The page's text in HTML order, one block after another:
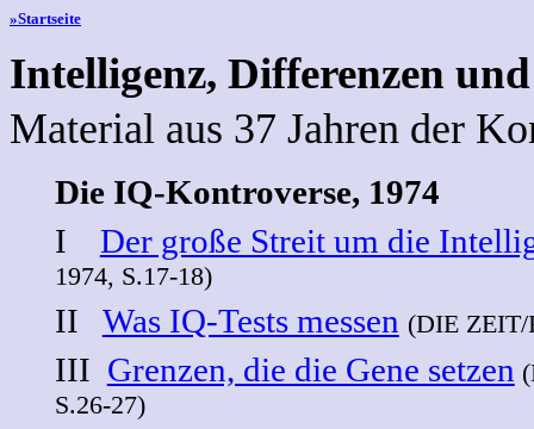
»Startseite
Intelligenz, Differenzen
Material aus 37 Jahren der
Die IQ-Kontroverse, 1974
I Der große Streit um die
1974, S.17-18)
II Was IQ-Tests messen (DIE ZEIT/
III Grenzen, die die Gene setzen
S.26-27)